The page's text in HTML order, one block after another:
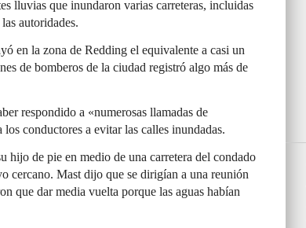
lluvias que inundaron varias carreteras, incluidas
autoridades.
en la zona de Redding el equivalente a casi un
de bomberos de la ciudad registró algo más de
respondido a «numerosas llamadas de
conductores a evitar las calles inundadas.
hijo de pie en medio de una carretera del condado
cercano. Mast dijo que se dirigían a una reunión
que dar media vuelta porque las aguas habían